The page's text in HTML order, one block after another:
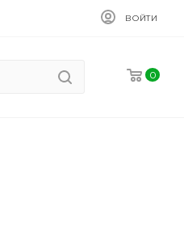
ВОЙТИ
0